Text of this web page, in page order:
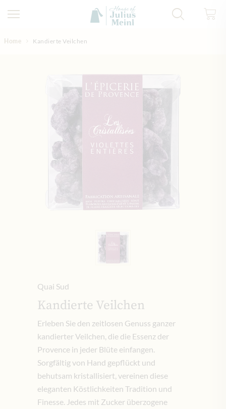
Home Kandierte Veilchen
Quai Sud
Kandierte Veilchen
Erleben Sie den zeitlosen Genuss ganzer
kandierter Veilchen, die die Essenz der
Provence in jeder Blüte einfangen.
Sorgfältig von Hand gepflückt und
behutsam kristallisiert, vereinen diese
eleganten Köstlichkeiten Tradition und
Finesse. Jedes mit Zucker überzogene